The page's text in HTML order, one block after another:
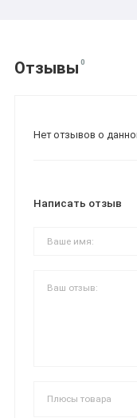
Отзывы 0
Нет отзывов о
Написать отзыв